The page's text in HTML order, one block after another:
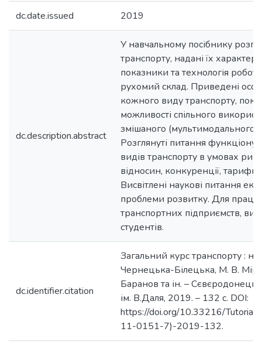
dc.date.issued 2019
dc.description.abstract
У навчальному посібнику
транспорту, надані їх
показники та технологія
рухомий склад. Приведені
кожного виду транспорту,
можливості спільного
змішаного (мультимодального)
Розглянуті питання
видів транспорту в умовах
відносин, конкуренції,
Висвітлені наукові питання
проблеми розвитку. Для
транспортних підприємств,
студентів.
dc.identifier.citation
Загальний курс транспорту :
Чернецька-Білецька, М. В.
Баранов та ін. –
ім. В.Даля, 2019. – 132 с. DOI:
https://doi.org/10.33216/
11-0151-7)-2019-132.